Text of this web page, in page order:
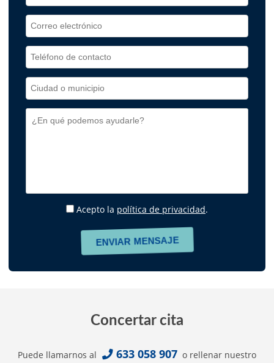
Acepto la política de privacidad.
Concertar cita
Puede llamarnos al 633 058 907 o rellenar nuestro